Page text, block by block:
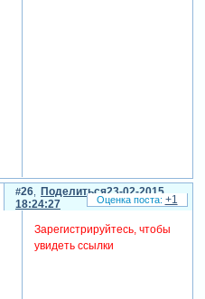
Поделиться
26
23-02-2015
18:24:27
Зарегистрируйтесь, чтобы
увидеть ссылки
+1